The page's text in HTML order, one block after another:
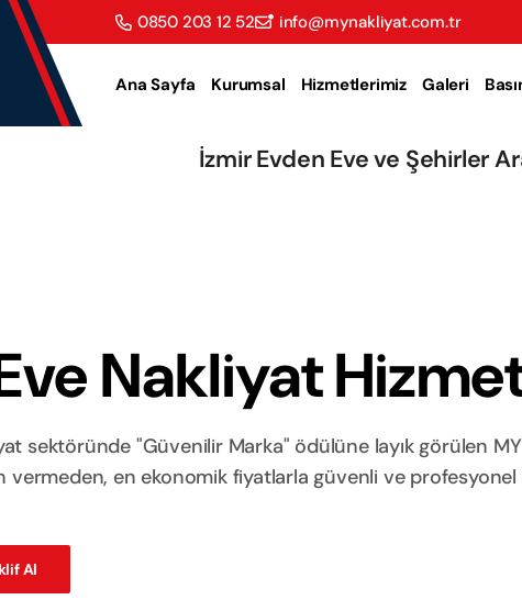
0850 203 12 52 info@mynakliyat.com.tr
Ana Sayfa Kurumsal Hizmetlerimiz Galeri
İzmir Evden Eve ve Şehirler
Nakliyat
sektöründe "Güvenilir Marka" ödülüne layık görülen
en ekonomik fiyatlarla güvenli ve profesyonel
Al